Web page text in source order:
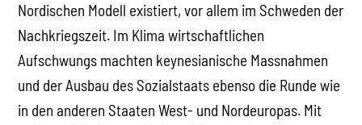
Nordischen Modell existiert, vor allem im Schweden der
Nachkriegszeit. Im Klima wirtschaftlichen
Aufschwungs machten keynesianische Massnahmen
und der Ausbau des Sozialstaats ebenso die Runde wie
in den anderen Staaten West- und Nordeuropas. Mit